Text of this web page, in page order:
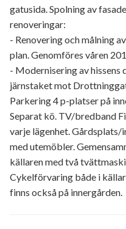
gatusida. Spolning av
renoveringar:
- Renovering och målning
plan. Genomföres våren
- Modernisering av hissens
järnstaket mot
Parkering 4 p-platser på
Separat kö. TV/bredband
varje lägenhet. Gårdsplats/
med utemöbler.
källaren med två
Cykelförvaring både i
finns också på innergården.